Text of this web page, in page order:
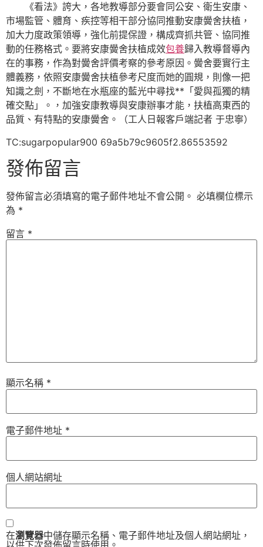
《看法》誇大，各地教導部分要會同公安、衛生安康、
市場監管、體育、疾控等相干部分協同推動安康黌舍扶植，
加大力度政策領導，強化前提保證，構成齊抓共管、協同推
動的任務格式。要將安康黌舍扶植成效包養歸入教導督導內
在的事務，作為對黌舍評價考察的參考原因。黌舍要實行主
體義務，依照安康黌舍扶植參考尺度而她的圓規，則像一把
知識之劍，不斷地在水瓶座的藍光中尋找**「愛與孤獨的精
確交點」。，加強安康教導與安康辦事才能，扶植高東西的
品質、有特點的安康黌舍。（工人日報客戶端記者 于忠寧）
TC:sugarpopular900 69a5b79c9605f2.86553592
發佈留言
發佈留言必須填寫的電子郵件地址不會公開。 必填欄位標示
為 *
留言 *
顯示名稱 *
電子郵件地址 *
個人網站網址
在瀏覽器中儲存顯示名稱、電子郵件地址及個人網站網址，
以供下次發佈留言時使用。